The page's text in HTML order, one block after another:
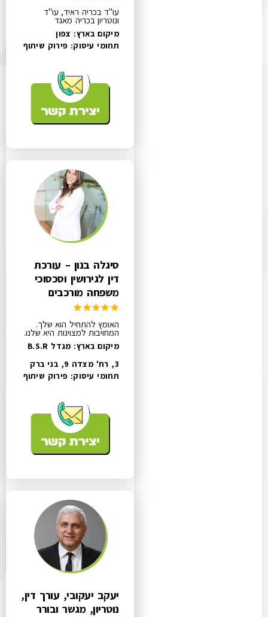
עו"ד בכריה ראיד, עו"ד
ונוטריון בכריה מאגד
מיקום בארץ: צפון
תחומי עיסוק: פירוק שיתוף
סיגלה בנון – עורכת
דין לגירושין וסכסוכי
משפחה מורכבים
האומץ להתחיל הוא שלך.
המחויבות למצוינות היא שלנו.
מיקום בארץ: מגדל B.S.R
3, רח' מצדה 9, בני ברק
תחומי עיסוק: פירוק שיתוף
יעקב יעקובי, עורך דין,
נוטריון, מגשר ובורר